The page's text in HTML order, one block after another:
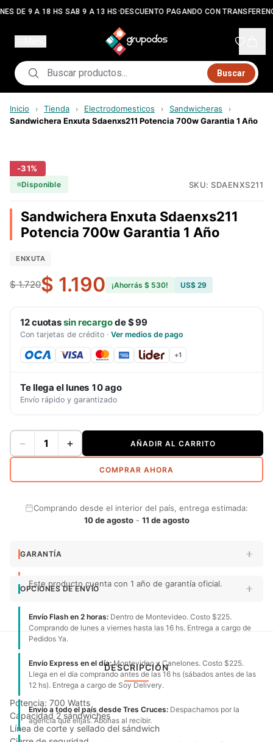
DE 9 A 18 HS SAB 9 A 13 HS•DESCUENTO PAGANDO CON
Buscar
Inicio › Tienda › Electrodomesticos › Sandwicheras ›
Sandwichera Enxuta Sdaenxs211 Potencia 700w Garantia 1 Año
-31%
Disponible SKU: SDAENXS211
Sandwichera Enxuta Sdaenxs211
Potencia 700w Garantia 1 Año
ENXUTA
$ 1.720$ 1.190 ¡Ahorrás $ 530! US$ 29
12cuotassin recargode$ 99
Con tarjetas de crédito · Ver medios de pago
+1
Te llega ellunes 10 ago
Envío rápido y garantizado
− + AÑADIR AL CARRITO
COMPRAR AHORA
Comprando desde el interior del país, entrega estimada:
10 de agosto- 11 de agosto
GARANTÍA
Este producto cuenta con 1 año de garantía oficial.
OPCIONES DE ENVÍO
Envío Flash en 2 horas: Dentro de Montevideo. Costo $225.
Comprando de lunes a viernes hasta las 16 hs. Entrega a cargo de
Pedidos Ya.
Envío Express en el día:Montevideo y Canelones. Costo $225.
Llega en el día comprando antes de las 16 hs (sábados antes de las
12 hs). Entrega a cargo de Soy Delivery.
Envío a todo el país desde Tres Cruces: Despachamos por la
agencia que elijas. Abonas al recibir.
DESCRIPCIÓN
Potencia: 700 Watts
Capacidad 2 sándwiches
Línea de corte y sellado del sándwich